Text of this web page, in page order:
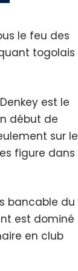
le feu des
togolais
est le
début de
sur le
figure dans
bancable du
est dominé
en club